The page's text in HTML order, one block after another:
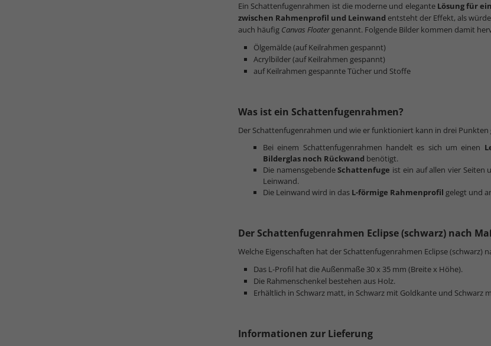
Ein Schattenfugenrahmen ist die moderne und elegante Lösung für
zwischen Rahmenprofil und Leinwand entsteht der Effekt, als
auch häufig Canvas Floatergenannt. Folgende Bilder kommen damit
Ölgemälde (auf Keilrahmen gespannt)
Acrylbilder (auf Keilrahmen gespannt)
auf Keilrahmen gespannte Tücher und Stoffe
Was ist ein Schattenfugenrahmen?
Der Schattenfugenrahmen und wie er funktioniert kann in drei
Bei einem Schattenfugenrahmen handelt es sich um einen
Bilderglas noch Rückwand benötigt.
Die namensgebendeSchattenfuge ist ein auf allen vier Seiten
Leinwand.
Die Leinwand wird in das L-förmige Rahmenprofil gelegt und
Der Schattenfugenrahmen Eclipse (schwarz) nach
Welche Eigenschaften hat der Schattenfugenrahmen Eclipse (schwarz)
Das L-Profil hat die Außenmaße 30 x 35 mm (Breite x Höhe).
Die Rahmenschenkel bestehen aus Holz.
Erhältlich in Schwarz matt, in Schwarz mit Goldkante und Schwarz
Informationen zur Lieferung